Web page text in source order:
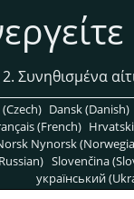
2. Συνηθισμένα
Dansk (Danish)
(French)
Nynorsk
Slovenčina
український